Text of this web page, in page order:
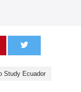
Study Ecuador